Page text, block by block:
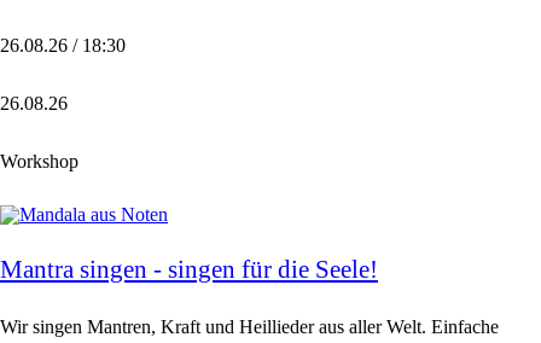
26.08.26 / 18:30
26.08.26
Workshop
Mantra singen - singen für die Seele!
Wir singen Mantren, Kraft und Heillieder aus aller Welt. Einfache